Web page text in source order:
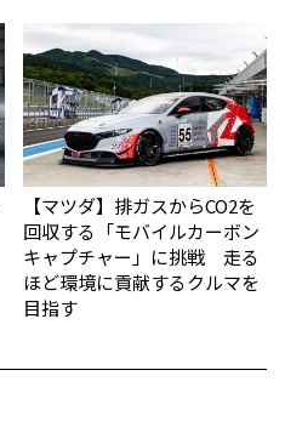
【マツダ】排ガスからCO2を
回収する「モバイルカーボン
キャプチャー」に挑戦 走る
ほど環境に貢献するクルマを
目指す